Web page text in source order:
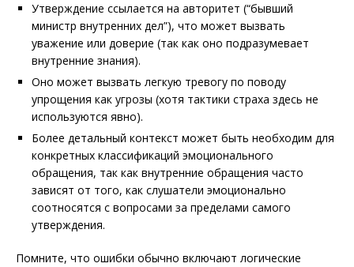
Утверждение ссылается на авторитет (“бывший
министр внутренних дел”), что может вызвать
уважение или доверие (так как оно подразумевает
внутренние знания).
Оно может вызвать легкую тревогу по поводу
упрощения как угрозы (хотя тактики страха здесь не
используются явно).
Более детальный контекст может быть необходим для
конкретных классификаций эмоционального
обращения, так как внутренние обращения часто
зависят от того, как слушатели эмоционально
соотносятся с вопросами за пределами самого
утверждения.
Помните, что ошибки обычно включают логические